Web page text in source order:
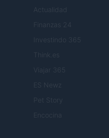
Actualidad
Finanzas 24
Investindo 365
Think.es
Viajar 365
ES Newz
Pet Story
Encocina